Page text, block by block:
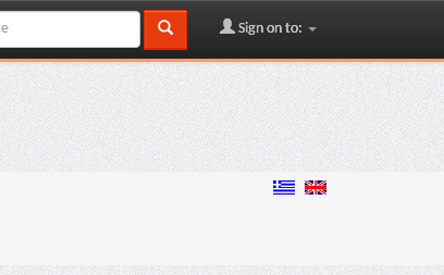
Sign on to: